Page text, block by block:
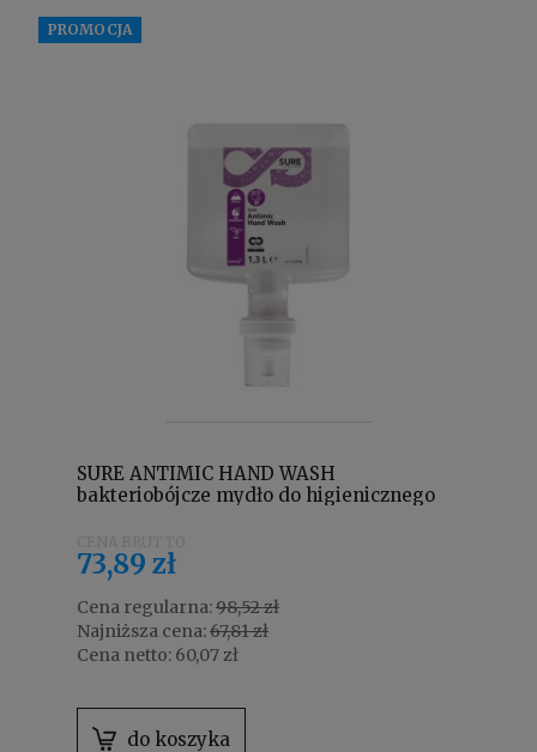
SURE ANTIMIC HAND WASH
bakteriobójcze mydło do higienicznego
73,89 zł
Cena regularna:98,52 zł
Najniższa cena:67,81 zł
Cena netto: 60,07 zł
do koszyka
PROMOCJA